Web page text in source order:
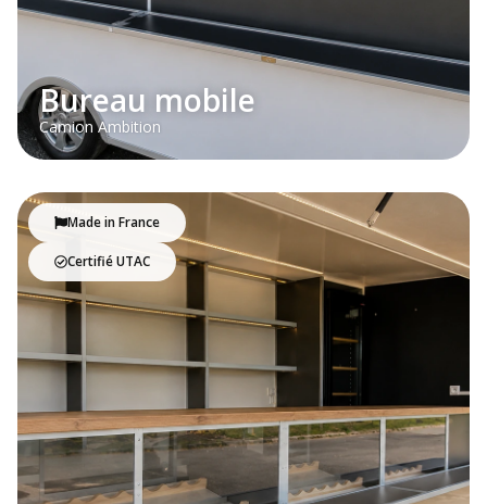
Bureau mobile
Camion Ambition
Made in France
Certifié UTAC